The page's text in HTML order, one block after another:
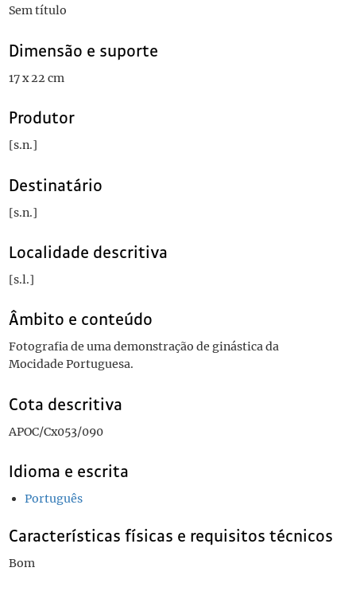
Sem título
Dimensão e suporte
17 x 22 cm
Produtor
[s.n.]
Destinatário
[s.n.]
Localidade descritiva
[s.l.]
Âmbito e conteúdo
Fotografia de uma demonstração de ginástica da
Mocidade Portuguesa.
Cota descritiva
APOC/Cx053/090
Idioma e escrita
Português
Características físicas e requisitos técnicos
Bom